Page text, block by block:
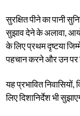
सुरक्षित पीने का पानी
सुझाव देने के अलावा,
के लिए प्रथम दृष्टया
पहचान करने और उन पर
यह प्रभावित
लिए दिशानिर्देश भी